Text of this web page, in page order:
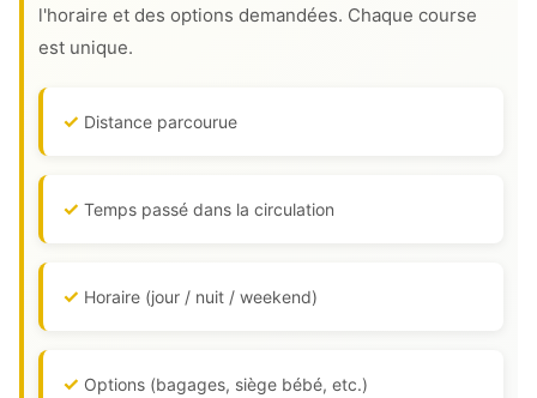
l'horaire et des options demandées. Chaque course
est unique.
Distance parcourue
Temps passé dans la circulation
Horaire (jour / nuit / weekend)
Options (bagages, siège bébé, etc.)